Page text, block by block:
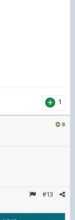
1
8
#13